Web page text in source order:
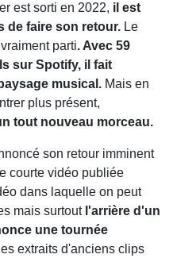
est sorti en 2022, il est
de faire son retour. Le
parti. Avec 59
sur Spotify, il fait
musical. Mais en
plus présent,
tout nouveau morceau.
son retour imminent
courte vidéo publiée
dans laquelle on peut
mais surtout l'arrière d'un
une tournée
extraits d'anciens clips